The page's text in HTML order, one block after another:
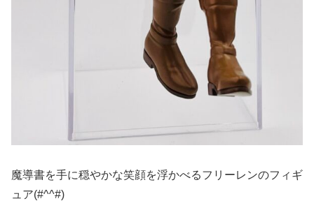
魔導書を手に穏やかな笑顔を浮かべるフリーレンのフィギ
ュア(#^^#)